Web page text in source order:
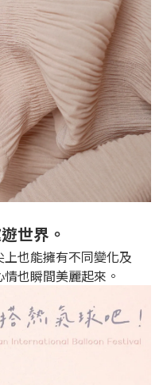
世界。
也能擁有不同變化及
也瞬間美麗起來。